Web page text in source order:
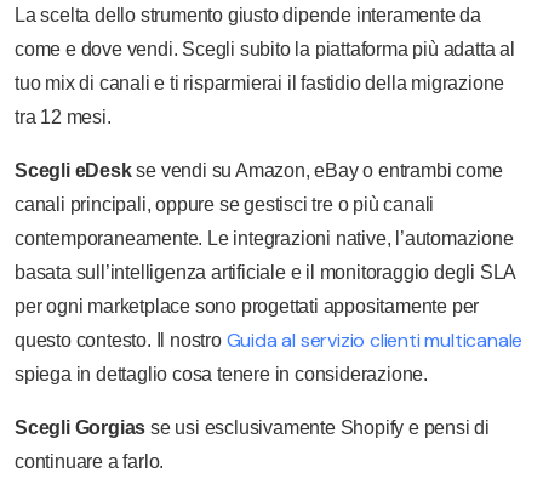
La scelta dello strumento giusto dipende interamente da
come e dove vendi. Scegli subito la piattaforma più adatta al
tuo mix di canali e ti risparmierai il fastidio della migrazione
tra 12 mesi.
Scegli eDeskse vendi su Amazon, eBay o entrambi come
canali principali, oppure se gestisci tre o più canali
contemporaneamente. Le integrazioni native, l’automazione
basata sull’intelligenza artificiale e il monitoraggio degli SLA
per ogni marketplace sono progettati appositamente per
questo contesto. Il nostro Guida al servizio clienti multicanale
spiega in dettaglio cosa tenere in considerazione.
Scegli Gorgias se usi esclusivamente Shopify e pensi di
continuare a farlo.